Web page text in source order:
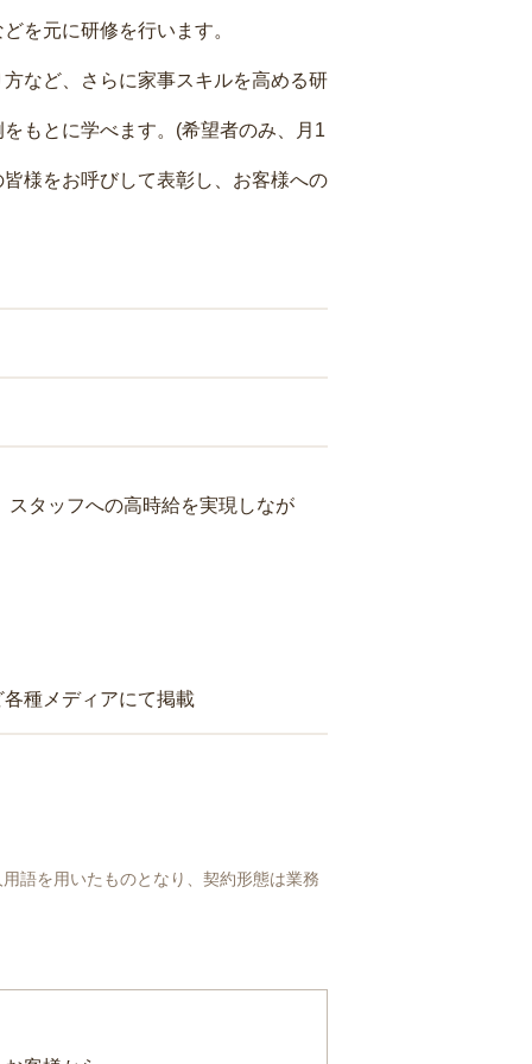
を元に研修を行います。
など、さらに家事スキルを高める研
もとに学べます。(希望者のみ、月1
様をお呼びして表彰し、お客様への
タッフへの高時給を実現しなが
種メディアにて掲載
語を用いたものとなり、契約形態は業務